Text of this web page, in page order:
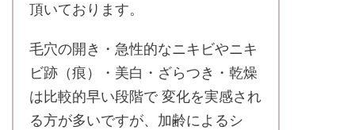
頂いております。
毛穴の開き・急性的なニキビやニキ
ビ跡（痕）・美白・ざらつき・乾燥
は比較的早い段階で 変化を実感され
る方が多いですが、加齢によるシ